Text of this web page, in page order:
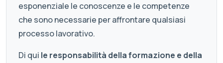
esponenziale le conoscenze e le competenze
che sono necessarie per affrontare qualsiasi
processo lavorativo.
Di qui le responsabilità della formazione e della